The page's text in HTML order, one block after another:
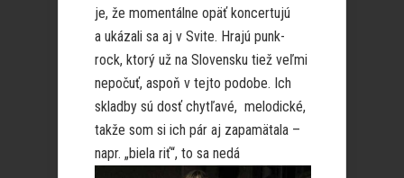
je, že momentálne opäť koncertujú
a ukázali sa aj v Svite. Hrajú punk-
rock, ktorý už na Slovensku tiež veľmi
nepočuť, aspoň v tejto podobe. Ich
skladby sú dosť chytľavé, melodické,
takže som si ich pár aj zapamätala –
napr. „biela riť“, to sa nedá